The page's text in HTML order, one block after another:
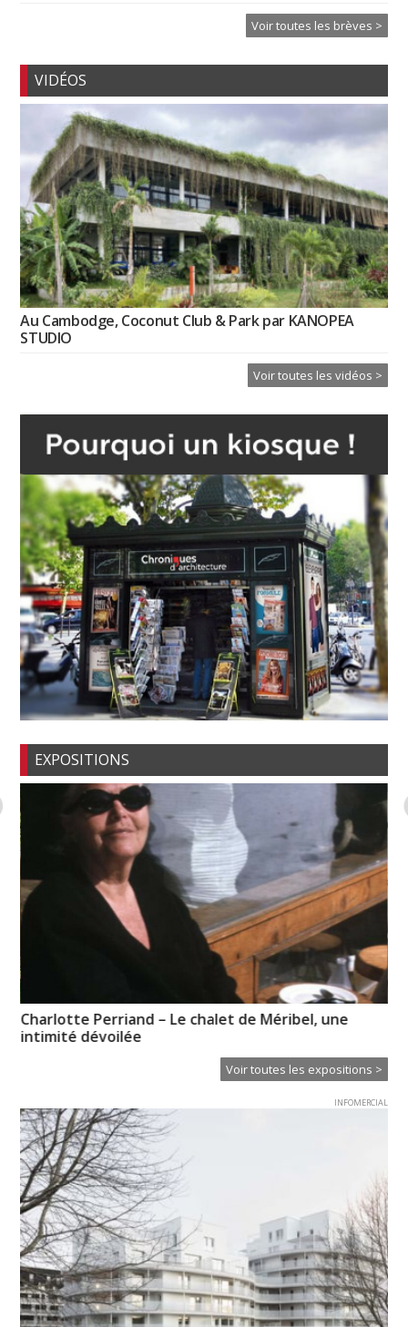
Voir toutes les brèves >
VIDÉOS
Au Cambodge, Coconut Club & Park par KANOPEA
STUDIO
Voir toutes les vidéos >
EXPOSITIONS
Charlotte Perriand – Le chalet de Méribel, une
intimité dévoilée
Voir toutes les expositions >
INFOMERCIAL